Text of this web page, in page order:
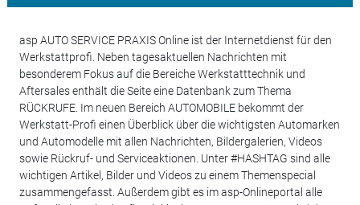
asp AUTO SERVICE PRAXIS Online ist der Internetdienst für den
Werkstattprofi. Neben tagesaktuellen Nachrichten mit
besonderem Fokus auf die Bereiche Werkstatttechnik und
Aftersales enthält die Seite eine Datenbank zum Thema
RÜCKRUFE. Im neuen Bereich AUTOMOBILE bekommt der
Werkstatt-Profi einen Überblick über die wichtigsten Automarken
und Automodelle mit allen Nachrichten, Bildergalerien, Videos
sowie Rückruf- und Serviceaktionen. Unter #HASHTAG sind alle
wichtigen Artikel, Bilder und Videos zu einem Themenspecial
zusammengefasst. Außerdem gibt es im asp-Onlineportal alle